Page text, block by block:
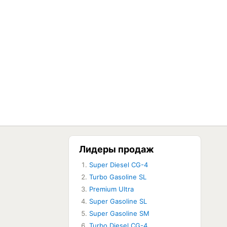
Лидеры продаж
Super Diesel CG-4
Turbo Gasoline SL
Premium Ultra
Super Gasoline SL
Super Gasoline SM